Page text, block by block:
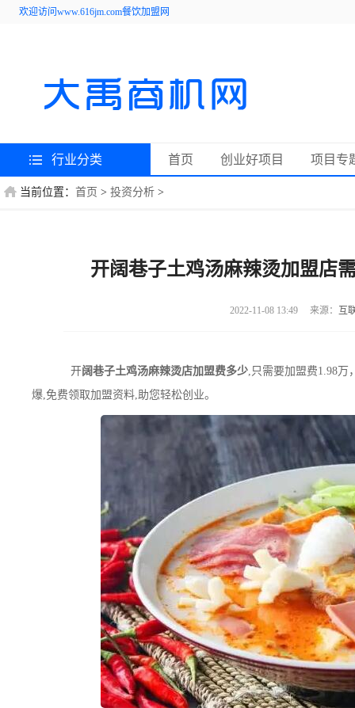
欢迎访问www.616jm.com餐饮加盟网
行业分类 首页 创业好项目 项目专
当前位置： 首页 > 投资分析 >
开阔巷子土鸡汤麻辣烫加盟店
2022-11-08 13:49 来源： 互
开阔巷子土鸡汤麻辣烫店加盟费多少,只需要加盟费1.98万
爆,免费领取加盟资料,助您轻松创业。